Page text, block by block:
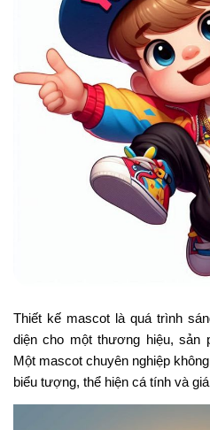
Thiết kế mascot là quá trình
diện cho một thương hiệu, sản
Một mascot chuyên nghiệp
biểu tượng, thể hiện cá tính và